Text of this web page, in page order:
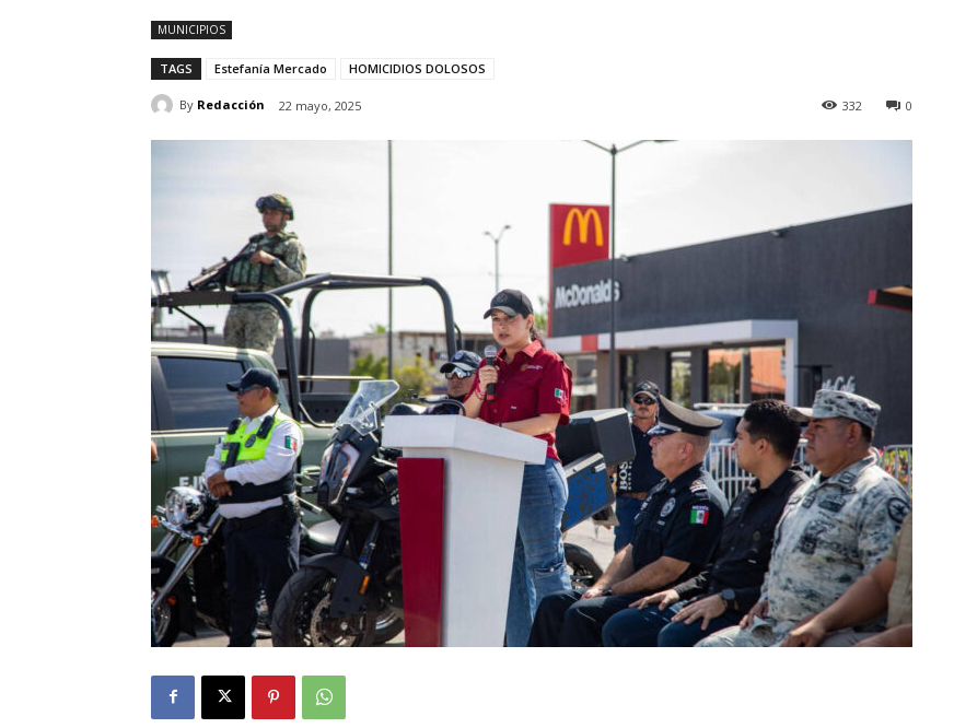
MUNICIPIOS
TAGS Estefanía Mercado HOMICIDIOS DOLOSOS
By Redacción 22 mayo, 2025 0
332